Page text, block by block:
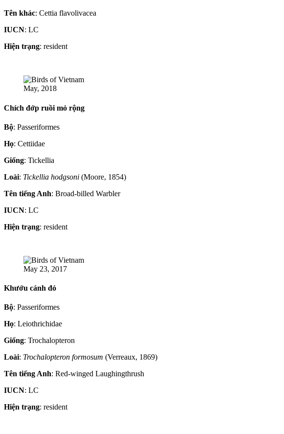
Tên khác: Cettia flavolivacea
IUCN: LC
Hiện trạng: resident
May, 2018
Chích đớp ruồi mỏ rộng
Bộ: Passeriformes
Họ: Cettiidae
Giống: Tickellia
Loài: Tickellia hodgsoni (Moore, 1854)
Tên tiếng Anh: Broad-billed Warbler
IUCN: LC
Hiện trạng: resident
May 23, 2017
Khướu cánh đỏ
Bộ: Passeriformes
Họ: Leiothrichidae
Giống: Trochalopteron
Loài: Trochalopteron formosum (Verreaux, 1869)
Tên tiếng Anh: Red-winged Laughingthrush
IUCN: LC
Hiện trạng: resident